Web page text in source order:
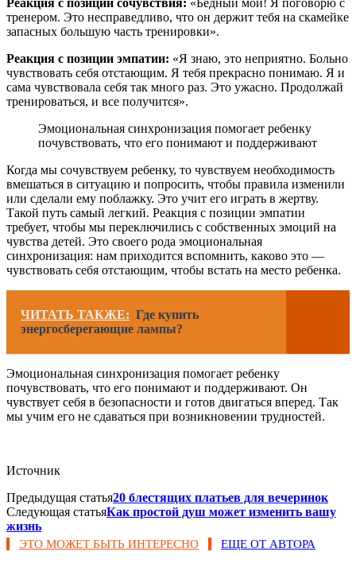
тренером. Это несправедливо, что он держит тебя на скамейке
запасных большую часть тренировки».
Реакция с позиции эмпатии: «Я знаю, это неприятно. Больно
чувствовать себя отстающим. Я тебя прекрасно понимаю. Я и
сама чувствовала себя так много раз. Это ужасно. Продолжай
тренироваться, и все получится».
Эмоциональная синхронизация помогает ребенку
почувствовать, что его понимают и поддерживают
Когда мы сочувствуем ребенку, то чувствуем необходимость
вмешаться в ситуацию и попросить, чтобы правила изменили
или сделали ему поблажку. Это учит его играть в жертву.
Такой путь самый легкий. Реакция с позиции эмпатии
требует, чтобы мы переключились с собственных эмоций на
чувства детей. Это своего рода эмоциональная
синхронизация: нам приходится вспомнить, каково это —
чувствовать себя отстающим, чтобы встать на место ребенка.
ЧИТАТЬ ТАКЖЕ: Где купить
энергосберегающие лампы?
Эмоциональная синхронизация помогает ребенку
почувствовать, что его понимают и поддерживают. Он
чувствует себя в безопасности и готов двигаться вперед. Так
мы учим его не сдаваться при возникновении трудностей.
Источник
Предыдущая статья20 блестящих платьев для вечеринок
Следующая статьяКак простой душ может изменить вашу
жизнь
ЭТО МОЖЕТ БЫТЬ ИНТЕРЕСНО ЕЩЕ ОТ АВТОРА